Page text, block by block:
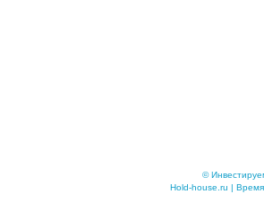
©
Hold-house.ru |